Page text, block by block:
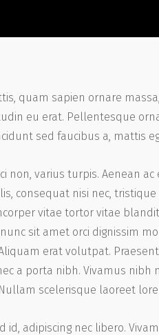
quam sapien ornare
eu erat. Pellentesque
sed faucibus a, mattis
non, varius turpis. Aenean
consequat nisi nec,
vitae tortor vitae
sit amet orci dignissim
erat volutpat.
a porta nibh. Vivamus
scelerisque laoreet
id, adipiscing nec libero.